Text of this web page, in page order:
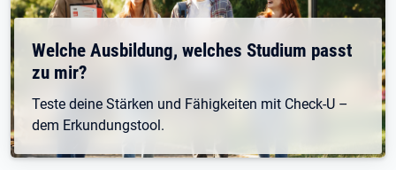
Welche Ausbildung, welches Studium passt
zu mir?
Teste deine Stärken und Fähigkeiten mit Check-U –
dem Erkundungstool.